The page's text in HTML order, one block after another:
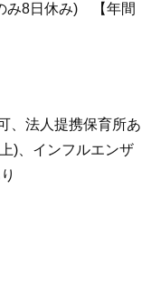
み8日休み) 【年間
、法人提携保育所あ
)、インフルエンザ